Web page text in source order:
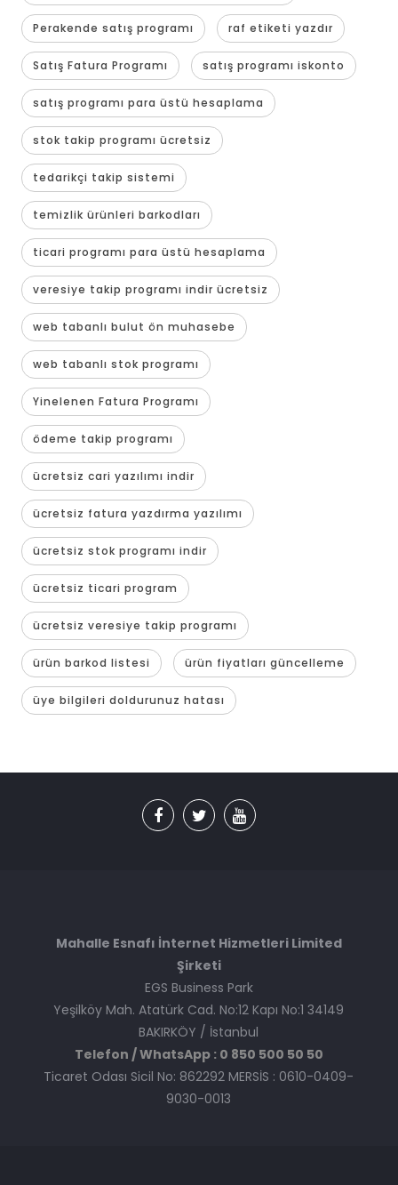
Perakende satış programı raf etiketi yazdır
Satış Fatura Programı satış programı iskonto
satış programı para üstü hesaplama
stok takip programı ücretsiz
tedarikçi takip sistemi
temizlik ürünleri barkodları
ticari programı para üstü hesaplama
veresiye takip programı indir ücretsiz
web tabanlı bulut ön muhasebe
web tabanlı stok programı
Yinelenen Fatura Programı
ödeme takip programı
ücretsiz cari yazılımı indir
ücretsiz fatura yazdırma yazılımı
ücretsiz stok programı indir
ücretsiz ticari program
ücretsiz veresiye takip programı
ürün barkod listesi ürün fiyatları güncelleme
üye bilgileri doldurunuz hatası
Mahalle Esnafı İnternet Hizmetleri Limited
Şirketi
EGS Business Park
Yeşilköy Mah. Atatürk Cad. No:12 Kapı No:1 34149
BAKIRKÖY / İstanbul
Telefon / WhatsApp : 0 850 500 50 50
Ticaret Odası Sicil No: 862292 MERSİS : 0610-0409-
9030-0013